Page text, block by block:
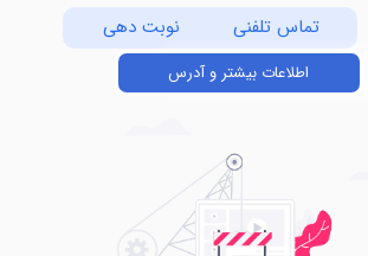
تماس تلفنی نوبت دهی
اطلاعات بیشتر و آدرس